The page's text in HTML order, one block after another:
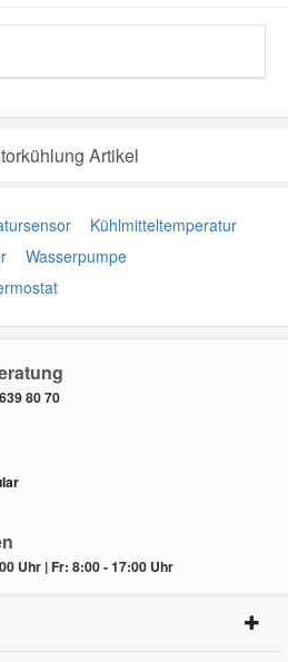
Artikel
Kühlmitteltemperatur
Wasserpumpe
80 70
Uhr | Fr: 8:00 - 17:00 Uhr